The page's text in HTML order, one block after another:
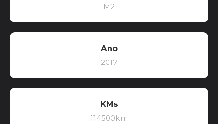
M2
Ano
2017
KMs
114500km